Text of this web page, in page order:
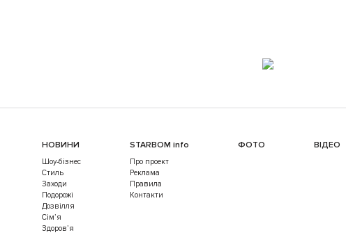
НОВИНИ
Шоу-бізнес
Стиль
Заходи
Подорожі
Дозвілля
Cім’я
Здоров’я
STARBOM info
Про проект
Реклама
Правила
Контакти
ФОТО ВІДЕО